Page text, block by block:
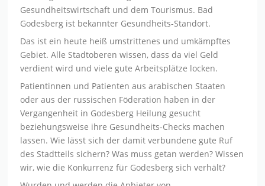
Gesundheitswirtschaft und dem Tourismus. Bad
Godesberg ist bekannter Gesundheits-Standort.
Das ist ein heute heiß umstrittenes und umkämpftes
Gebiet. Alle Stadtoberen wissen, dass da viel Geld
verdient wird und viele gute Arbeitsplätze locken.
Patientinnen und Patienten aus arabischen Staaten
oder aus der russischen Föderation haben in der
Vergangenheit in Godesberg Heilung gesucht
beziehungsweise ihre Gesundheits-Checks machen
lassen. Wie lässt sich der damit verbundene gute Ruf
des Stadtteils sichern? Was muss getan werden? Wissen
wir, wie die Konkurrenz für Godesberg sich verhält?